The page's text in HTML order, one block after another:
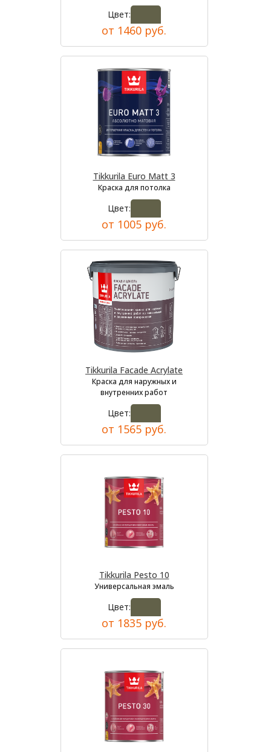
Цвет:
от 1460 руб.
Tikkurila Euro Matt 3
Краска для потолка
Цвет:
от 1005 руб.
Tikkurila Facade Acrylate
Краска для наружных и
внутренних работ
Цвет:
от 1565 руб.
Tikkurila Pesto 10
Универсальная эмаль
Цвет:
от 1835 руб.